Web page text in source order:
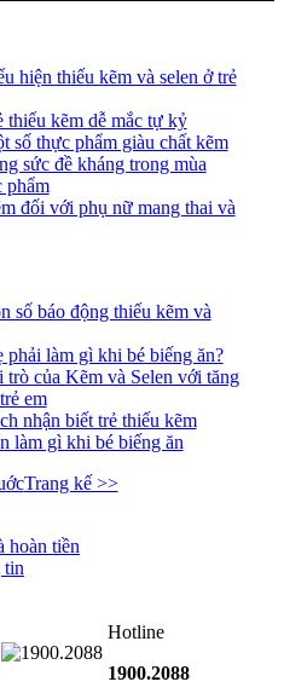
hiện thiếu kẽm và selen ở trẻ
thiếu kẽm dễ mắc tự kỷ
số thực phẩm giàu chất kẽm
sức đề kháng trong mùa
phẩm
đối với phụ nữ mang thai và
số báo động thiếu kẽm và
phải làm gì khi bé biếng ăn?
trò của Kẽm và Selen với tăng
em
nhận biết trẻ thiếu kẽm
làm gì khi bé biếng ăn
Trang kế >>
hoàn tiền
tin
Hotline
1900.2088